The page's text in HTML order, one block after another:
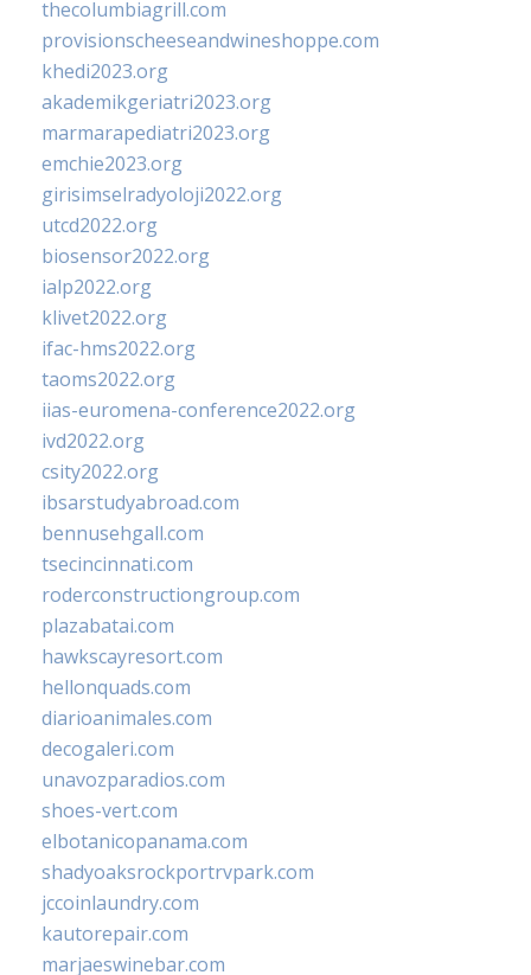
thecolumbiagrill.com
provisionscheeseandwineshoppe.com
khedi2023.org
akademikgeriatri2023.org
marmarapediatri2023.org
emchie2023.org
girisimselradyoloji2022.org
utcd2022.org
biosensor2022.org
ialp2022.org
klivet2022.org
ifac-hms2022.org
taoms2022.org
iias-euromena-conference2022.org
ivd2022.org
csity2022.org
ibsarstudyabroad.com
bennusehgall.com
tsecincinnati.com
roderconstructiongroup.com
plazabatai.com
hawkscayresort.com
hellonquads.com
diarioanimales.com
decogaleri.com
unavozparadios.com
shoes-vert.com
elbotanicopanama.com
shadyoaksrockportrvpark.com
jccoinlaundry.com
kautorepair.com
marjaeswinebar.com